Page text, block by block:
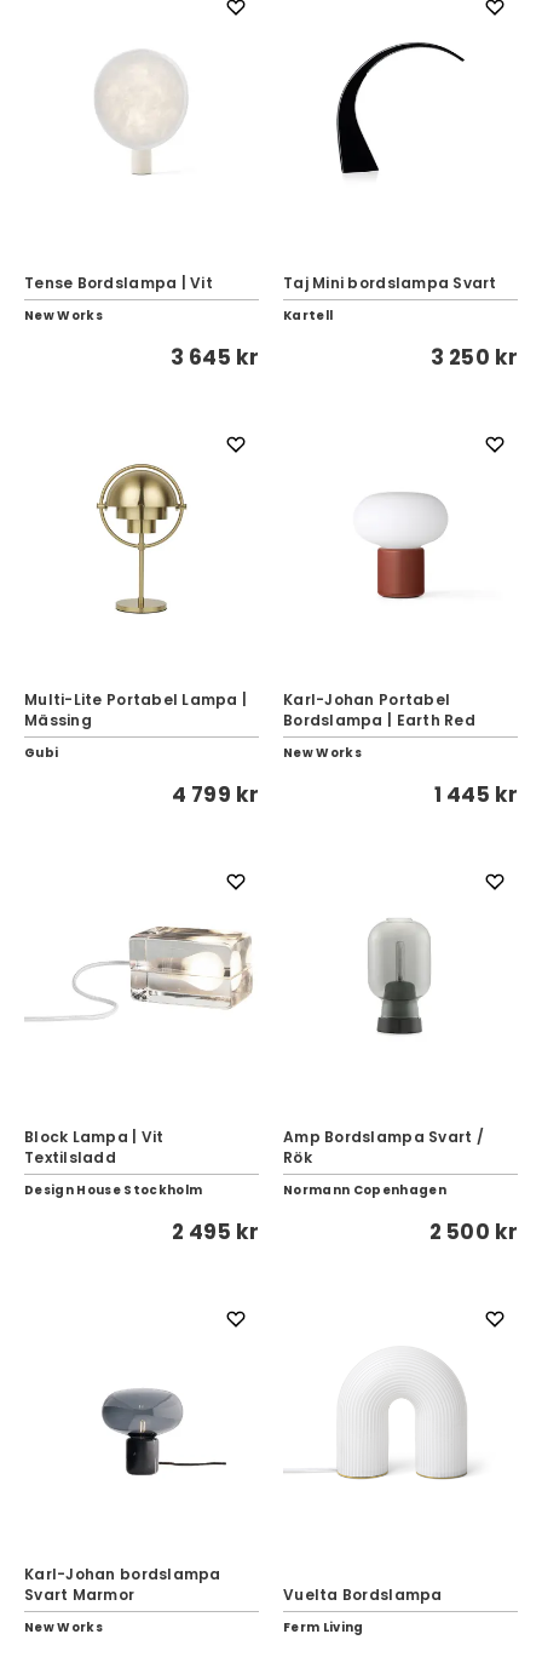
Tense Bordslampa | Vit
New Works
3 645 kr
Taj Mini bordslampa Svart
Kartell
3 250 kr
Multi-Lite Portabel Lampa |
Mässing
Gubi
4 799 kr
Karl-Johan Portabel
Bordslampa | Earth Red
New Works
1 445 kr
Block Lampa | Vit
Textilsladd
Design House Stockholm
2 495 kr
Amp Bordslampa Svart /
Rök
Normann Copenhagen
2 500 kr
Karl-Johan bordslampa
Svart Marmor
New Works
Vuelta Bordslampa
Ferm Living